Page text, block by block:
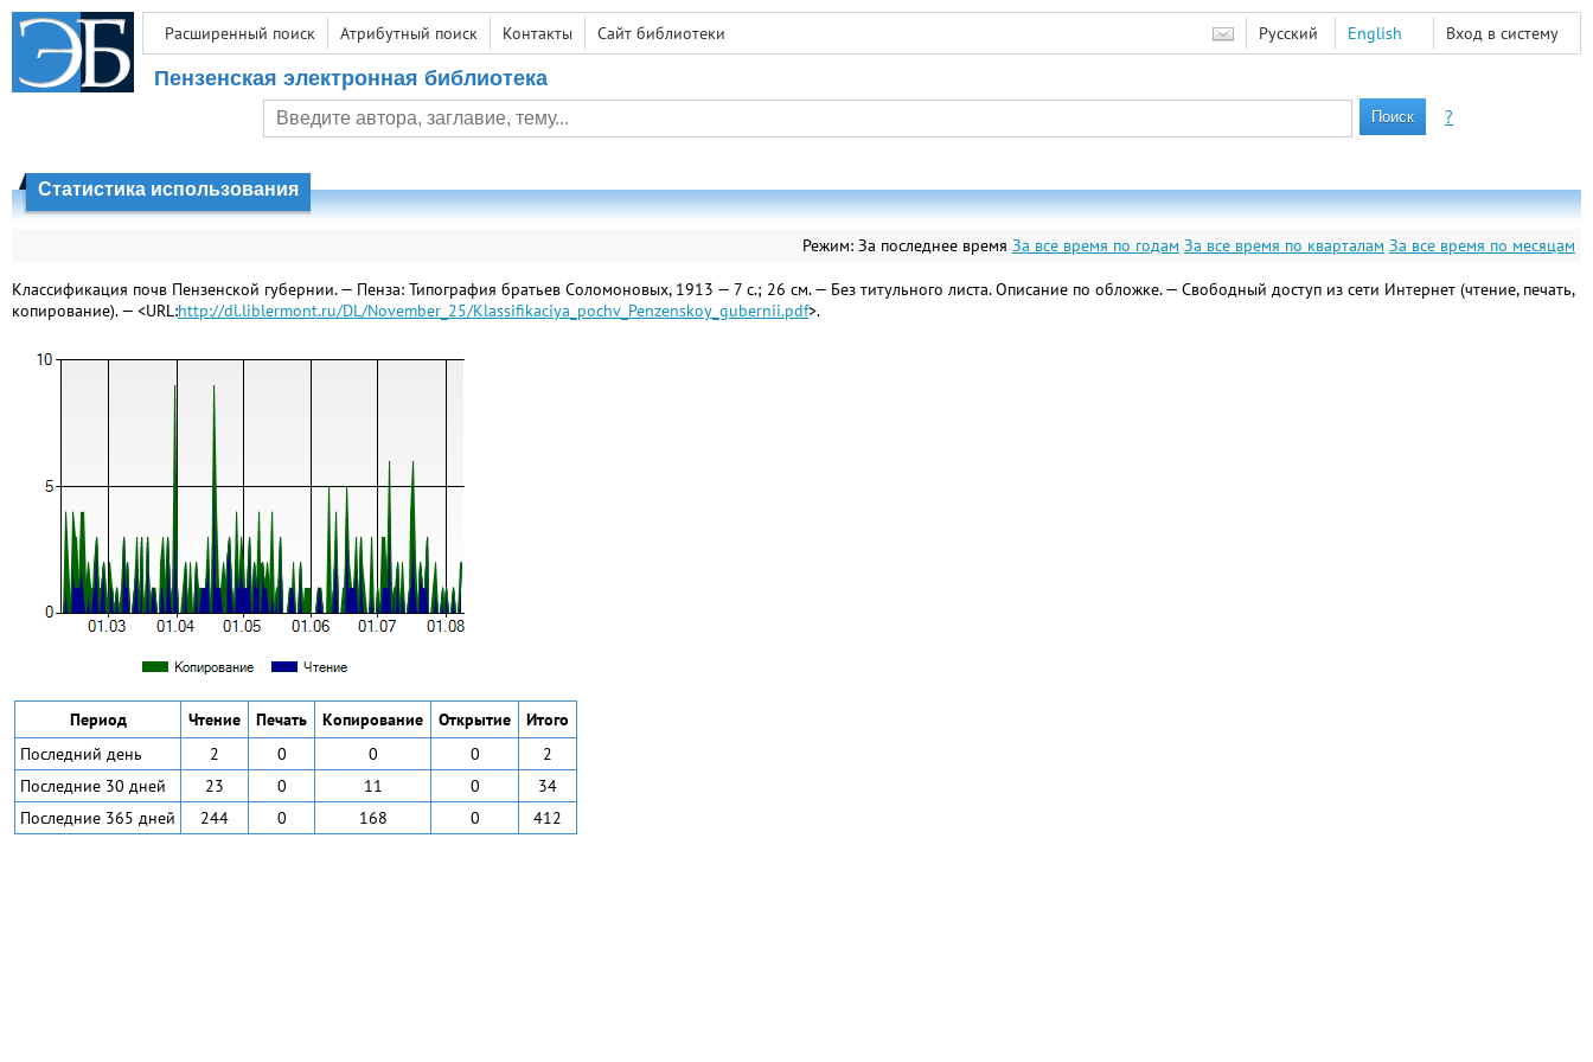
Расширенный поиск Атрибутный поиск Контакты Сайт библиотеки Вход в систему
Русский English
Пензенская электронная библиотека
?
Статистика использования
Режим: За последнее время За все время по годам За все время по кварталам За все время по месяцам
Классификация почв Пензенской губернии. — Пенза: Типография братьев Соломоновых, 1913 — 7 с.; 26 см. — Без титульного листа. Описание по обложке. — Свободный доступ из сети Интернет (чтение, печать,
копирование). — <URL:http://dl.liblermont.ru/DL/November_25/Klassifikaciya_pochv_Penzenskoy_gubernii.pdf>.
Период Чтение Печать Копирование Открытие
Итого
Последний день
2 0 0 0
2
Последние 30 дней
23 0 11 0
34
Последние 365 дней
244 0 168 0 412